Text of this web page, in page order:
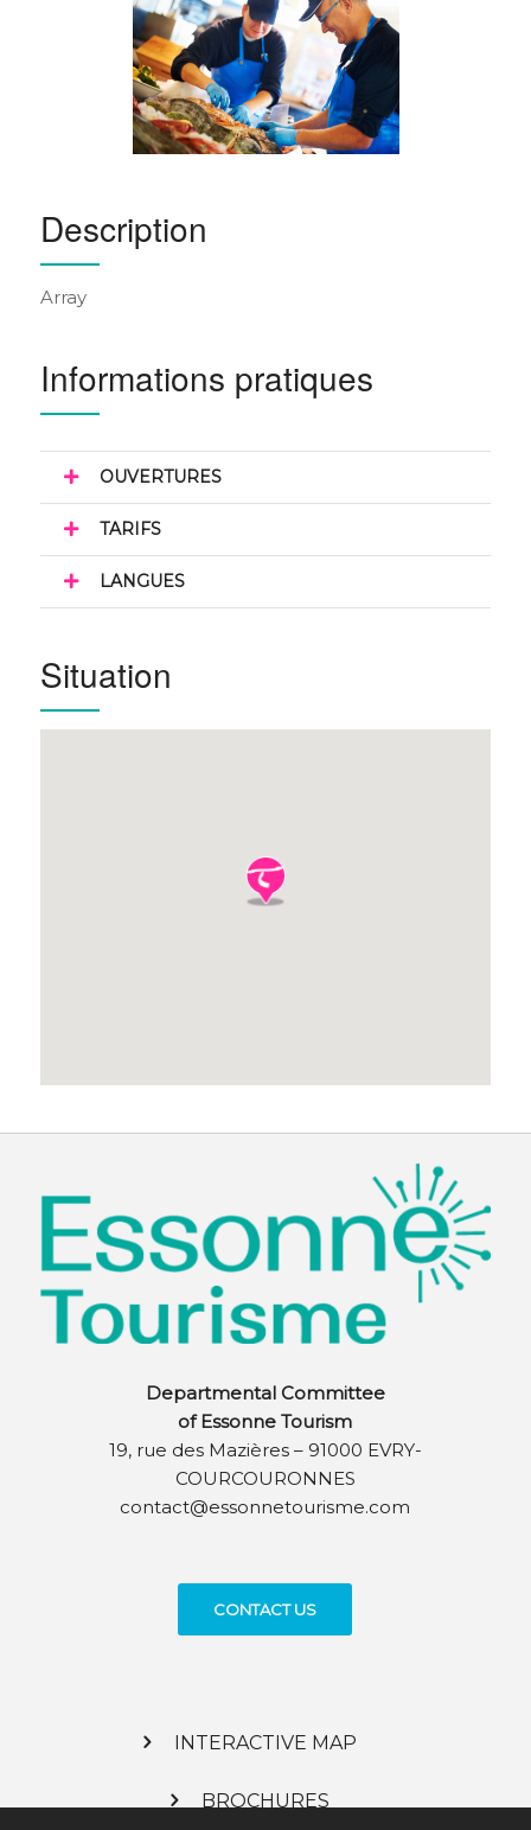
Description
Array
Informations pratiques
OUVERTURES
TARIFS
LANGUES
Situation
Departmental Committee
of Essonne Tourism
19, rue des Mazières – 91000 EVRY-
COURCOURONNES
contact@essonnetourisme.com
CONTACT US
INTERACTIVE MAP
BROCHURES